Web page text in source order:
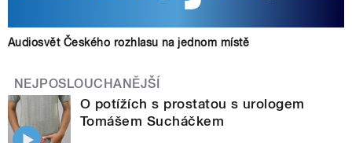
Audiosvět Českého rozhlasu na jednom místě
NEJPOSLOUCHANĚJŠÍ
O potížích s prostatou s urologem
Tomášem Sucháčkem